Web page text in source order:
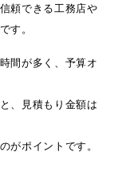
頼できる工務店や
す。
間が多く、予算オ
、見積もり金額は
がポイントです。